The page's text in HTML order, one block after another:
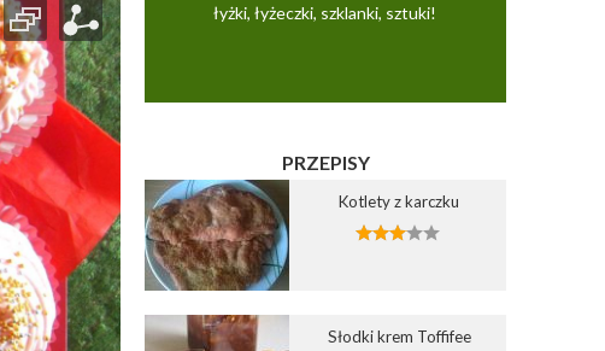
łyżki, łyżeczki, szklanki, sztuki!
PRZEPISY
Kotlety z karczku
Słodki krem Toffifee